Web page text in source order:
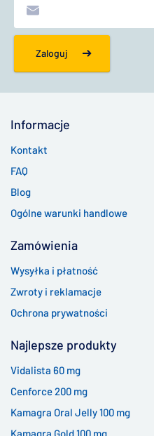
Zaloguj
Informacje
Kontakt
FAQ
Blog
Ogólne warunki handlowe
Zamówienia
Wysyłka i płatność
Zwroty i reklamacje
Ochrona prywatności
Najlepsze produkty
Vidalista 60 mg
Cenforce 200 mg
Kamagra Oral Jelly 100 mg
Kamagra Gold 100 mg